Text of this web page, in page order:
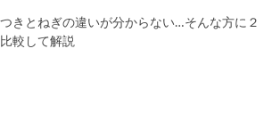
きとねぎの違いが分からない…そんな方に２
較して解説